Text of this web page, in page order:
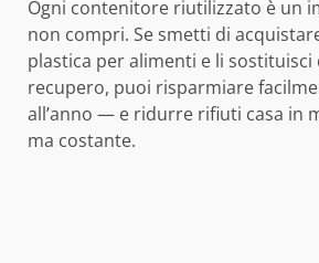
Ogni contenitore riutilizzato è un
non compri. Se smetti di
plastica per alimenti e li
recupero, puoi risparmiare
all’anno — e ridurre rifiuti casa in
ma costante.